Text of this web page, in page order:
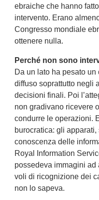
ebraiche che hanno
intervento. Erano
Congresso mondiale
ottenere nulla.
Perché non sono
Da un lato ha pesato
diffuso soprattutto negli
decisioni finali. Poi
non gradivano ricevere
condurre le operazioni.
burocratica: gli
conoscenza delle
Royal Information
possedeva immagini ad
voli di ricognizione dei
non lo sapeva.